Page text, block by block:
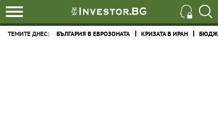
ТЕМИТЕ ДНЕС: БЪЛГАРИЯ В ЕВРОЗОНАТА КРИЗАТА В ИРАН